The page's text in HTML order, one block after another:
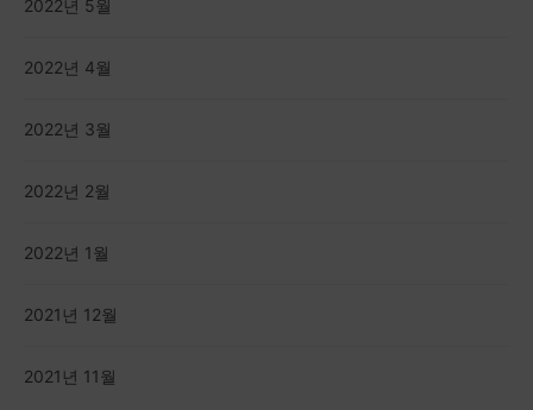
2022년 5월
2022년 4월
2022년 3월
2022년 2월
2022년 1월
2021년 12월
2021년 11월